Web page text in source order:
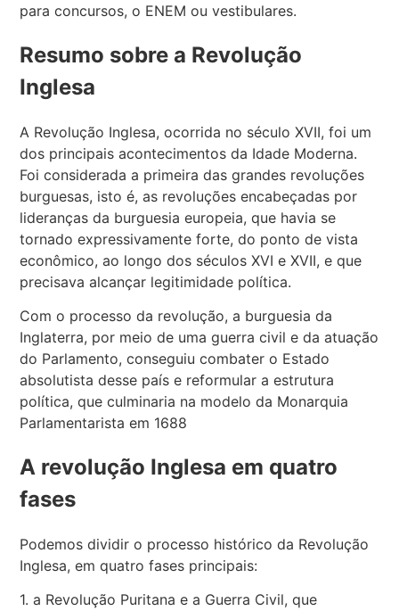
para concursos, o ENEM ou vestibulares.
Resumo sobre a Revolução
Inglesa
A Revolução Inglesa, ocorrida no século XVII, foi um
dos principais acontecimentos da Idade Moderna.
Foi considerada a primeira das grandes revoluções
burguesas, isto é, as revoluções encabeçadas por
lideranças da burguesia europeia, que havia se
tornado expressivamente forte, do ponto de vista
econômico, ao longo dos séculos XVI e XVII, e que
precisava alcançar legitimidade política.
Com o processo da revolução, a burguesia da
Inglaterra, por meio de uma guerra civil e da atuação
do Parlamento, conseguiu combater o Estado
absolutista desse país e reformular a estrutura
política, que culminaria na modelo da Monarquia
Parlamentarista em 1688
A revolução Inglesa em quatro
fases
Podemos dividir o processo histórico da Revolução
Inglesa, em quatro fases principais:
1. a Revolução Puritana e a Guerra Civil, que